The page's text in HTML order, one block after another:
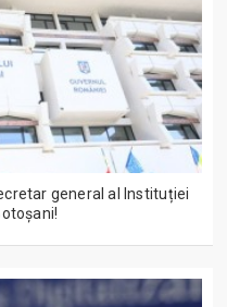
general al Instituției